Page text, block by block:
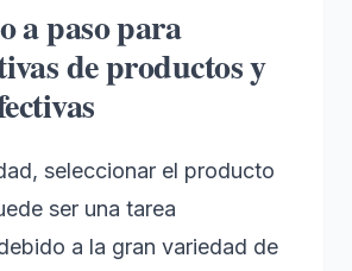
a paso para
de productos y
seleccionar el producto
ser una tarea
a la gran variedad de